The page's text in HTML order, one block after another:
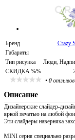
Бренд
Crazy
Габариты
Тип рисунка
Люди,
СКИДКА %%
• 0 отзывов
Описание
Дизайнерские слайдер-
яркой печатью на любой
Эти слайдеры наверняка
MINI серия специально